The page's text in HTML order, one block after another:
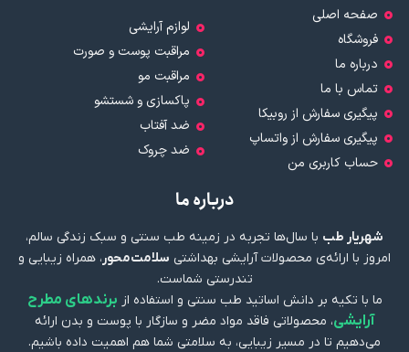
صفحه اصلی
فروشگاه
درباره ما
تماس با ما
پیگیری سفارش از روبیکا
پیگیری سفارش از واتساپ
حساب کاربری من
لوازم آرایشی
مراقبت پوست و صورت
مراقبت مو
پاکسازی و شستشو
ضد آفتاب
ضد چروک
درباره ما
شهریار طب با سال‌ها تجربه در زمینه طب سنتی و سبک زندگی سالم،
امروز با ارائه‌ی محصولات آرایشی بهداشتی سلامت‌محور، همراه زیبایی و
تندرستی شماست.
ما با تکیه بر دانش اساتید طب سنتی و استفاده از برندهای مطرح
آرایشی، محصولاتی فاقد مواد مضر و سازگار با پوست و بدن ارائه
می‌دهیم تا در مسیر زیبایی، به سلامتی شما هم اهمیت داده باشیم.